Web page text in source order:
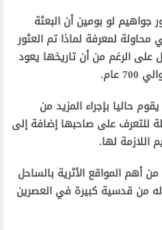
جواهيم لو بومين أن البعثة
لمعرفة لماذا تم العثور
الرغم من أن تاريخها يعود
عام.
حاليا بإجراء المزيد من
للتعرف على صاحبها إضافة إلى
اللازمة لها.
أهم المواقع الأثرية بالساحل
من قدسية كبيرة في العصرين